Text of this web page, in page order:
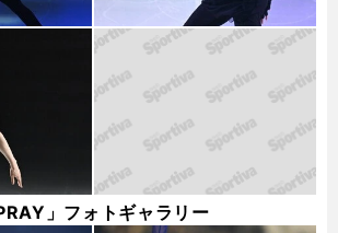
」フォトギャラリー